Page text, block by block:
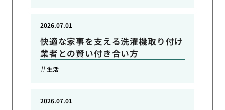
快適な家事を支える洗濯機取り付け
業者との賢い付き合い方
2026.07.01
生活
2026.07.01